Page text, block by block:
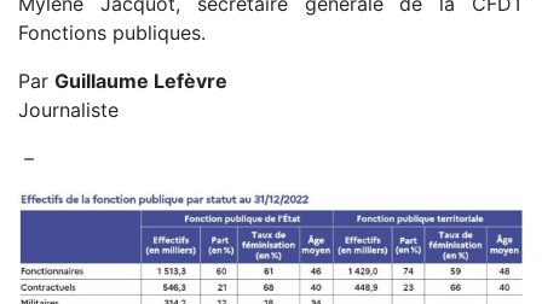
Fonctions publiques.
Par Guillaume Lefèvre
Journaliste
–